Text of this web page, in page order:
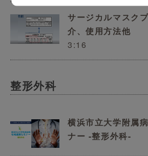
サージカルマスク
介、使用方法他
3:16
整形外科
横浜市立大学附属
ナー -整形外科-